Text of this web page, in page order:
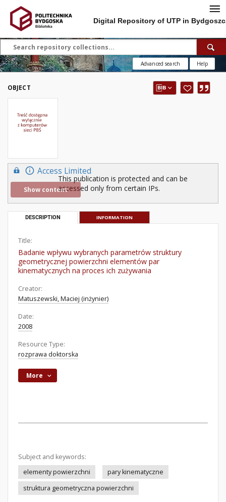
Digital Repository of UTP in
Advanced search Help
OBJECT
Access Limited
Show content
This publication is protected and can be
accessed only from certain IPs.
DESCRIPTION INFORMATION
Title:
Badanie wpływu wybranych parametrów struktury
geometrycznej powierzchni elementów par
kinematycznych na proces ich zużywania
Creator:
Matuszewski, Maciej (inżynier)
Date:
2008
Resource Type:
rozprawa doktorska
More
Subject and keywords:
elementy powierzchni
pary kinematyczne
struktura geometryczna powierzchni